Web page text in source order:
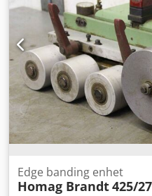
Edge banding enhet
Homag Brandt425/